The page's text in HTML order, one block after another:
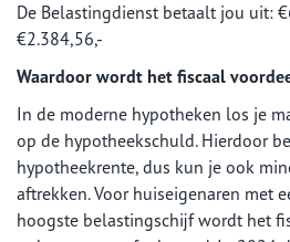
De Belastingdienst betaalt jou uit:
€2.384,56,-
Waardoor wordt het fiscaal
In de moderne hypotheken los je
op de hypotheekschuld. Hierdoor
hypotheekrente, dus kun je ook
aftrekken. Voor huiseigenaren met
hoogste belastingschijf wordt het